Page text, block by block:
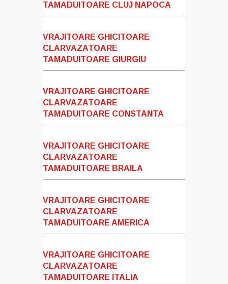
TAMADUITOARE CLUJ NAPOCA
VRAJITOARE GHICITOARE
CLARVAZATOARE
TAMADUITOARE GIURGIU
VRAJITOARE GHICITOARE
CLARVAZATOARE
TAMADUITOARE CONSTANTA
VRAJITOARE GHICITOARE
CLARVAZATOARE
TAMADUITOARE BRAILA
VRAJITOARE GHICITOARE
CLARVAZATOARE
TAMADUITOARE AMERICA
VRAJITOARE GHICITOARE
CLARVAZATOARE
TAMADUITOARE ITALIA